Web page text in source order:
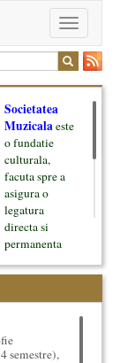
Toggle
navigation
Societatea
Muzicalaeste
o fundatie
culturala,
facuta spre a
asigura o
legatura
directa si
permanenta
oamenii ei, pe
semestre),